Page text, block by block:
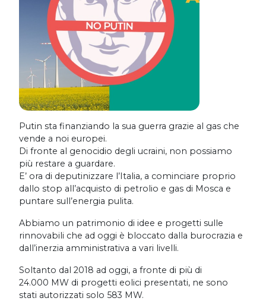
Putin sta finanziando la sua guerra grazie al gas che
vende a noi europei.
Di fronte al genocidio degli ucraini, non possiamo
più restare a guardare.
E’ ora di deputinizzare l’Italia, a cominciare proprio
dallo stop all’acquisto di petrolio e gas di Mosca e
puntare sull’energia pulita.
Abbiamo un patrimonio di idee e progetti sulle
rinnovabili che ad oggi è bloccato dalla burocrazia e
dall’inerzia amministrativa a vari livelli.
Soltanto dal 2018 ad oggi, a fronte di più di
24.000 MW di progetti eolici presentati, ne sono
stati autorizzati solo 583 MW.